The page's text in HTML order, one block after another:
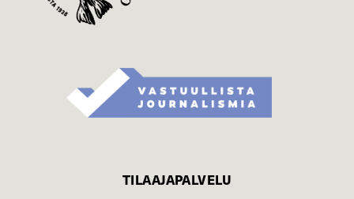
TILAAJAPALVELU